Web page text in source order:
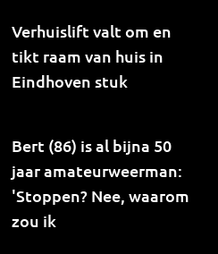
Verhuislift valt om en
tikt raam van huis in
Eindhoven stuk
Bert (86) is al bijna 50
jaar amateurweerman:
'Stoppen? Nee, waarom
zou ik